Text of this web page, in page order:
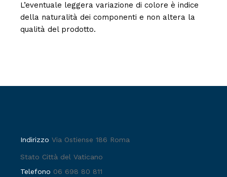
L’eventuale leggera variazione di colore è indice
della naturalità dei componenti e non altera la
qualità del prodotto.
IndirizzoVia Ostiense 186 Roma
Stato Città del Vaticano
Telefono 06 698 80 811